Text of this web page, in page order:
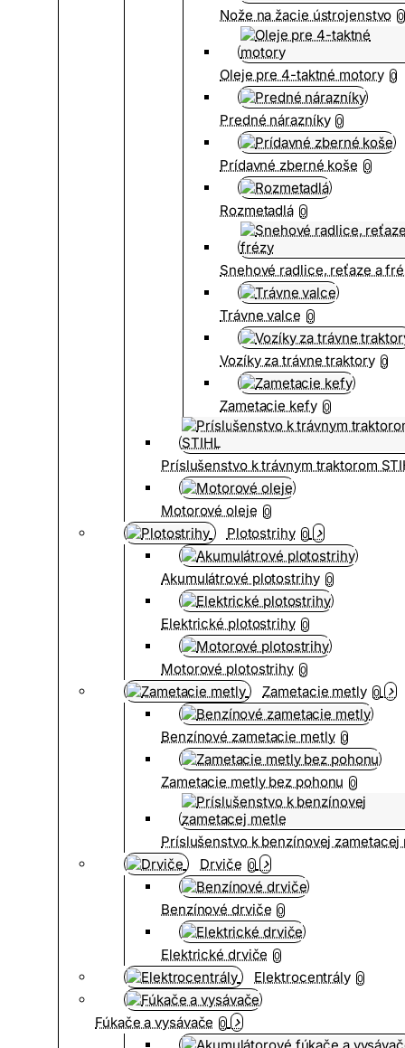
Nože na žacie ústrojenstvo 0
Oleje pre 4-taktné motory 0
Predné nárazníky 0
Prídavné zberné koše 0
Rozmetadlá 0
Snehové radlice, reťaze a
Trávne valce 0
Vozíky za trávne traktory 0
Zametacie kefy 0
Príslušenstvo k trávnym traktorom
Motorové oleje 0
Plotostrihy 0
Akumulátrové plotostrihy 0
Elektrické plotostrihy 0
Motorové plotostrihy 0
Zametacie metly 0
Benzínové zametacie metly 0
Zametacie metly bez pohonu 0
Príslušenstvo k benzínovej zametacej
Drviče 0
Benzínové drviče 0
Elektrické drviče 0
Elektrocentrály 0
Fúkače a vysávače 0